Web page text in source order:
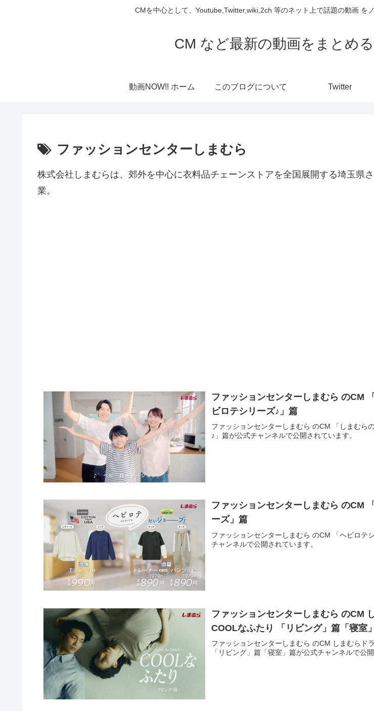
CMを中心として、Youtube,Twitter,wiki,2ch 等のネット上で話題の動画 を
CM など最新の動画をまとめ
動画NOW!! ホーム このブログについて Twitter
ファッションセンターしまむら
株式会社しまむらは、郊外を中心に衣料品チェーンストアを全国展開する埼玉県
業。
ファッションセンターしまむら のCM
ビロテシリーズ♪」篇
ファッションセンターしまむら のCM 「しまむら
♪」篇が公式チャンネルで公開されています。
ファッションセンターしまむら のCM
ーズ」篇
ファッションセンターしまむら のCM 「ヘビロテ
チャンネルで公開されています。
ファッションセンターしまむら のCM
COOLなふたり 「リビング」篇「寝室
ファッションセンターしまむら のCM しまむらド
「リビング」篇「寝室」篇が公式チャンネルで公